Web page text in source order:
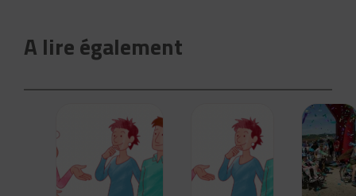
A lire également